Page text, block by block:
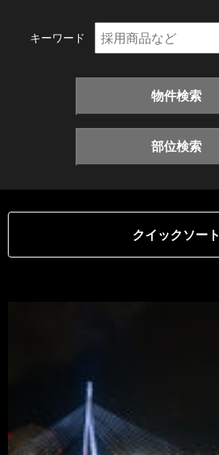
キーワード
物件検索
部位検索
クイックソート